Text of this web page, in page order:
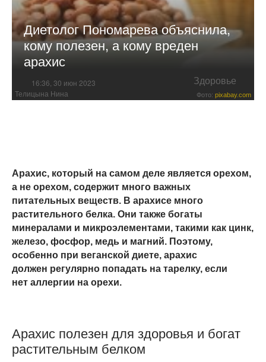
Диетолог Пономарева объяснила,
кому полезен, а кому вреден
арахис
16:36, 30 июн 2023 Здоровье
Телицына Нина Фото: pixabay.com
Арахис, который на самом деле является орехом,
а не орехом, содержит много важных
питательных веществ. В арахисе много
растительного белка. Они также богаты
минералами и микроэлементами, такими как цинк,
железо, фосфор, медь и магний. Поэтому,
особенно при веганской диете, арахис
должен регулярно попадать на тарелку, если
нет аллергии на орехи.
Арахис полезен для здоровья и богат
растительным белком